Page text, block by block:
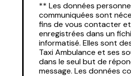
** Les données
communiquées sont
fins de vous contacter
enregistrées dans un
informatisé. Elles sont
Taxi Ambulance et ses
dans le seul but de
message. Les données